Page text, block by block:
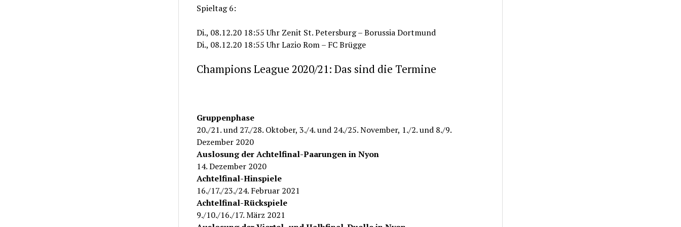
Spieltag 6:
Di., 08.12.20 18:55 Uhr Zenit St. Petersburg – Borussia Dortmund
Di., 08.12.20 18:55 Uhr Lazio Rom – FC Brügge
Champions League 2020/21: Das sind die Termine
Gruppenphase
20./21. und 27./28. Oktober, 3./4. und 24./25. November, 1./2. und 8./9.
Dezember 2020
Auslosung der Achtelfinal-Paarungen in Nyon
14. Dezember 2020
Achtelfinal-Hinspiele
16./17./23./24. Februar 2021
Achtelfinal-Rückspiele
9./10./16./17. März 2021